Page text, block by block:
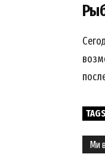
TAGS
Ми